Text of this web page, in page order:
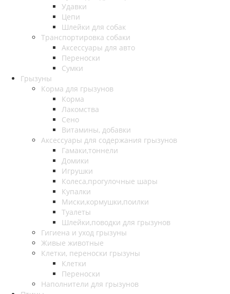
Удавки
Цепи
Шлейки для собак
Транспортировка собаки
Аксессуары для авто
Переноски
Сумки
Грызуны
Корма для грызунов
Корма
Лакомства
Сено
Витамины, добавки
Аксессуары для содержания грызунов
Гамаки,тоннели
Домики
Игрушки
Колеса,прогулочные шары
Купалки
Миски,кормушки,поилки
Туалеты
Шлейки,поводки для грызунов
Гигиена и уход грызуны
Живые животные
Клетки, переноски грызуны
Клетки
Переноски
Наполнители для грызунов